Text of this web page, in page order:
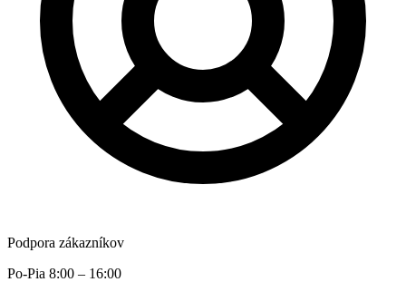
Podpora zákazníkov
Po-Pia 8:00 – 16:00